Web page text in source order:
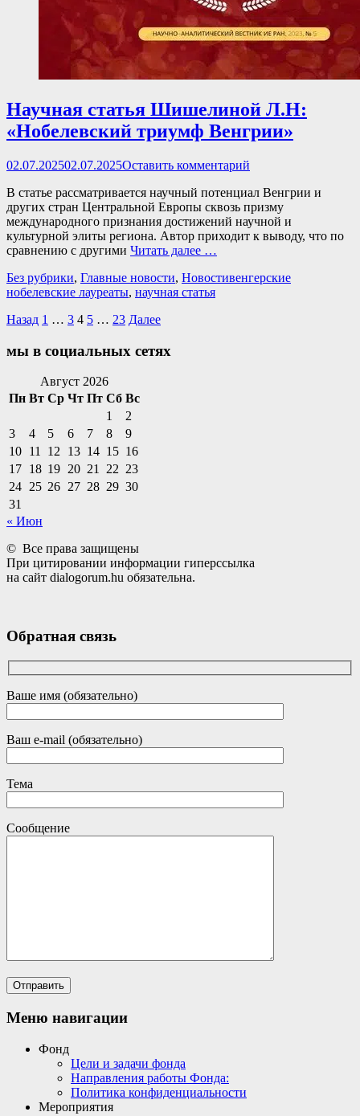
Научная статья Шишелиной Л.Н:
«Нобелевский триумф Венгрии»
Опубликовано
02.07.202502.07.2025Оставить комментарий
В статье рассматривается научный потенциал Венгрии и
других стран Центральной Европы сквозь призму
международного признания достижений научной и
культурной элиты региона. Автор приходит к выводу, что по
сравнению с другими Читать далее …
Категории
Без рубрики, Главные новости, НовостиТеги
венгерские
нобелевские лауреаты, научная статья
Пагинация
записей
Назад Страница
1 … Страница
3 Страница
4 Страница
5 … Страница
23 Далее
мы в социальных сетях
Facebook
Instagram
VKontakte
ТелефонАвгуст 2026
Пн Вт Ср Чт Пт Сб Вс
1
2
3
4 5 6 7 8
9
10 11 12 13 14 15 16
17 18 19 20 21 22 23
24 25 26 27 28 29 30
31
« Июн
© Все права защищены
При цитировании информации гиперссылка
на сайт dialogorum.hu обязательна.
Обратная связь
Ваше имя (обязательно)
Ваш e-mail (обязательно)
Тема
Сообщение
Меню навигации
Фонд
Цели и задачи фонда
Направления работы Фонда:
Политика конфиденциальности
Мероприятия